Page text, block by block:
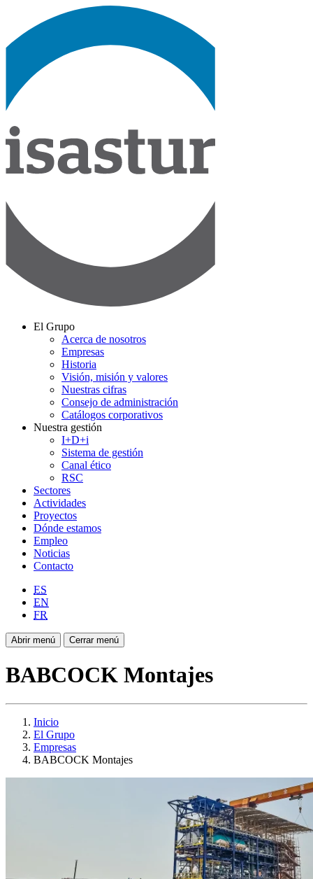
El Grupo
Acerca de nosotros
Empresas
Historia
Visión, misión y valores
Nuestras cifras
Consejo de administración
Catálogos corporativos
Nuestra gestión
I+D+i
Sistema de gestión
Canal ético
RSC
Sectores
Actividades
Proyectos
Dónde estamos
Empleo
Noticias
Contacto
ES
EN
FR
Abrir menú Cerrar menú
BABCOCK Montajes
Inicio
El Grupo
Empresas
BABCOCK Montajes